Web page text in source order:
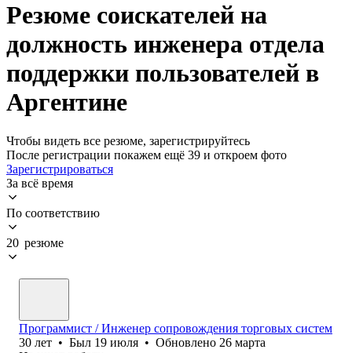
Резюме соискателей на
должность инженера отдела
поддержки пользователей в
Аргентине
Чтобы видеть все резюме, зарегистрируйтесь
После регистрации покажем ещё 39 и откроем фото
Зарегистрироваться
За всё время
По соответствию
20 резюме
Программист / Инженер сопровождения торговых систем
30 лет • Был 19 июля • Обновлено 26 марта